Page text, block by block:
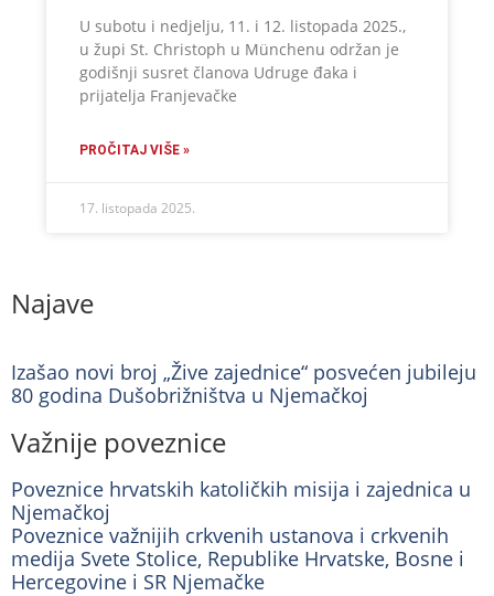
U subotu i nedjelju, 11. i 12. listopada 2025.,
u župi St. Christoph u Münchenu održan je
godišnji susret članova Udruge đaka i
prijatelja Franjevačke
PROČITAJ VIŠE »
17. listopada 2025.
Najave
Izašao novi broj „Žive zajednice“ posvećen jubileju
80 godina Dušobrižništva u Njemačkoj
Važnije poveznice
Poveznice hrvatskih katoličkih misija i zajednica u
Njemačkoj
Poveznice važnijih crkvenih ustanova i crkvenih
medija Svete Stolice, Republike Hrvatske, Bosne i
Hercegovine i SR Njemačke